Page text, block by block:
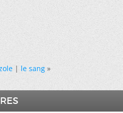
|le sang »